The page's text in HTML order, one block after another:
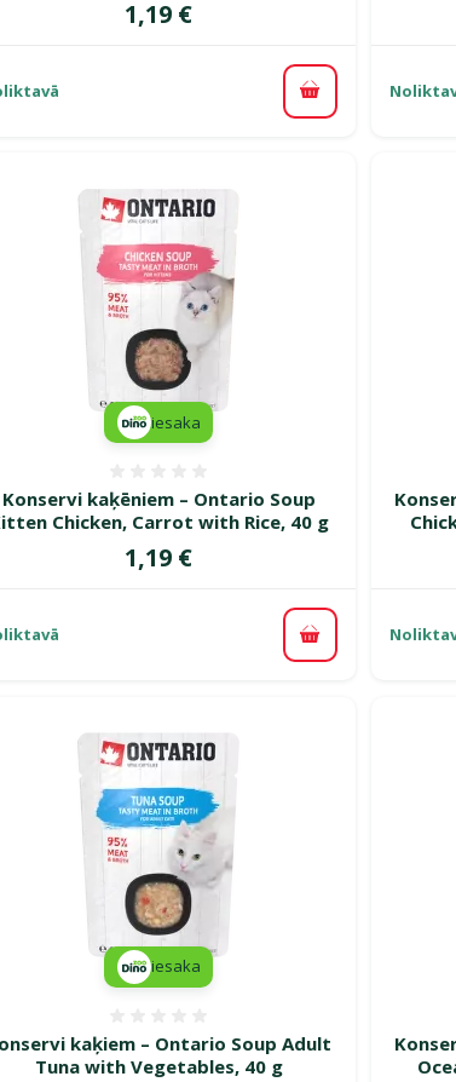
Cena
1,19 €
Pievienot
Konservi kaķēniem – Ontario Soup
Chicken, Carrot with Rice, 40 g
Cena
1,19 €
iesaka
Pievienot
kaķiem – Ontario Soup Adult
Tuna with Vegetables, 40 g
iesaka